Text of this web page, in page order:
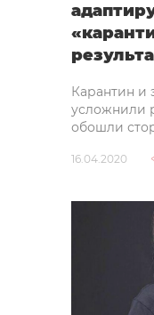
Карантин и
усложнили
обошли
16.04.2020